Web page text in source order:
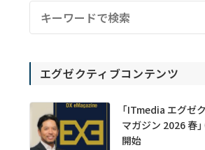
エグゼクティブコンテンツ
「ITmedia エグゼ
マガジン 2026 春」
開始